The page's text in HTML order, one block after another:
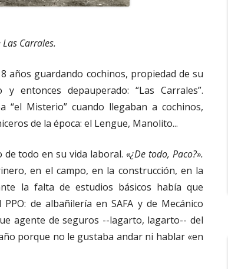
Carrales.
años guardando cochinos, propiedad de su
entonces depauperado: “Las Carrales”.
“el Misterio” cuando llegaban a cochinos,
de la época: el Lengue, Manolito...
de todo en su vida laboral.«¿De todo, Paco?».
en el campo, en la construcción, en la
la falta de estudios básicos había que
de albañilería en SAFA y de Mecánico
agente de seguros --lagarto, lagarto-- del
porque no le gustaba andar ni hablar «en